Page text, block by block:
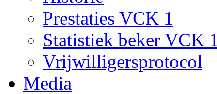
Prestaties VCK 1
Statistiek beker VCK
Vrijwilligersprotocol
Media